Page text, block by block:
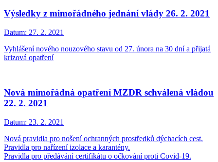
Výsledky z mimořádného jednání vlády 26. 2. 2021
Datum: 27. 2. 2021
Vyhlášení nového nouzového stavu od 27. února na 30 dní a přijatá
krizová opatření
Nová mimořádná opatření MZDR schválená vládou
22. 2. 2021
Datum: 23. 2. 2021
Nová pravidla pro nošení ochranných prostředků dýchacích cest.
Pravidla pro nařízení izolace a karantény.
Pravidla pro předávání certifikátu o očkování proti Covid-19.